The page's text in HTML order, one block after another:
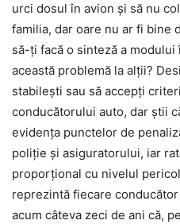
urci dosul în avion și să nu
familia, dar oare nu ar fi bine
să-ți facă o sinteză a
această problemă la alții?
stabilești sau să accepți
conducătorului auto, dar știi
evidența punctelor de
poliție și asiguratorului, iar
proporțional cu nivelul
reprezintă fiecare
acum câteva zeci de ani că,